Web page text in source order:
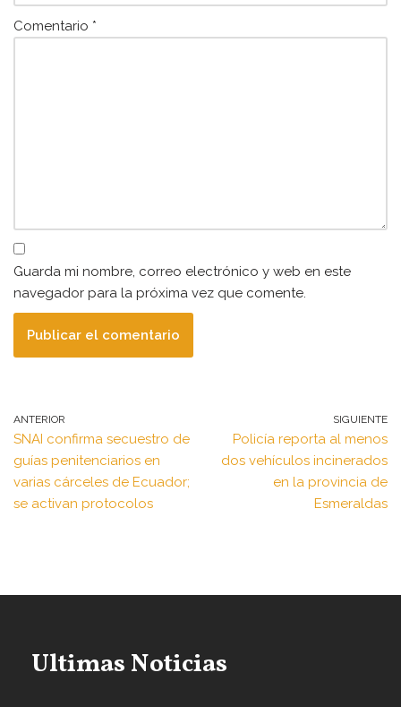
Comentario *
Guarda mi nombre, correo electrónico y web en este
navegador para la próxima vez que comente.
ANTERIOR
SNAI confirma secuestro de
guías penitenciarios en
varias cárceles de Ecuador;
se activan protocolos
SIGUIENTE
Policía reporta al menos
dos vehículos incinerados
en la provincia de
Esmeraldas
Ultimas Noticias